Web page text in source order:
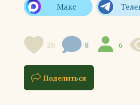
20 8 6
Поделиться